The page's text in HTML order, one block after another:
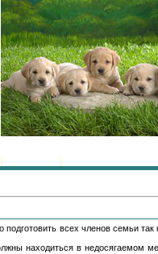
| |
всех членов семьи так
находиться в недосягаемом